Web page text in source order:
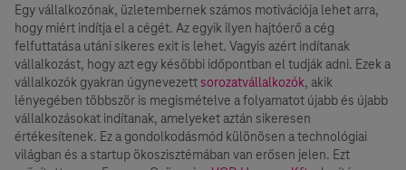
Egy vállalkozónak, üzletembernek számos motivációja lehet arra,
hogy miért indítja el a cégét. Az egyik ilyen hajtóerő a cég
felfuttatása utáni sikeres exit is lehet. Vagyis azért indítanak
vállalkozást, hogy azt egy későbbi időpontban el tudják adni. Ezek a
vállalkozók gyakran úgynevezett sorozatvállalkozók, akik
lényegében többször is megismételve a folyamatot újabb és újabb
vállalkozásokat indítanak, amelyeket aztán sikeresen
értékesítenek. Ez a gondolkodásmód különösen a technológiai
világban és a startup ökoszisztémában van erősen jelen. Ezt